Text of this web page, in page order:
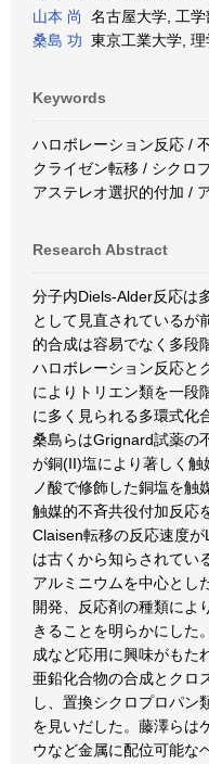
山本 尚
名古屋大学, 工
桑島 功 東京工業大学,
Keywords
ハロボレーション反応 /
クライゼン転移 / シクロ
アステレオ選択的付加 /
Research Abstract
分子内Diels-Alder反応は
として見直されているが
的合成は容易でなく多段
ハロボレーション反応と
によりトリエン類を一段
に多く見られる多環式化
桑島らはGrignard試薬の
が銅(II)塩により著しく触
ノ酸で修飾した銅塩を触
触媒的不斉共役付加反応
Claisen転移の反応速度
は古くから知らされてい
アルミニウムを中心とし
開発、反応剤の種類によ
きることを明らかにした
成など応用に興味がもた
亜鉛化合物の合成とクロ
し、置換シクロプロパン
を見いだした。藤澤らは
ウなど金属に配位可能な